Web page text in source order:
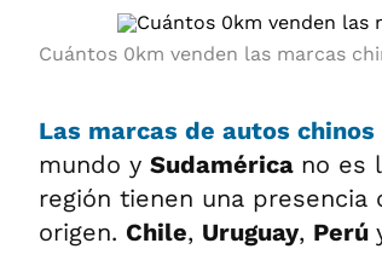
Cuántos 0km venden las marcas
Las marcas de autos chinos
mundo y Sudamérica no es
región tienen una
origen. Chile, Uruguay, Perú